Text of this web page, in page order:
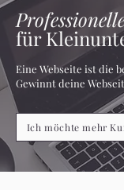
für
Eine Webseite ist die
Gewinnt deine
Ich möchte mehr